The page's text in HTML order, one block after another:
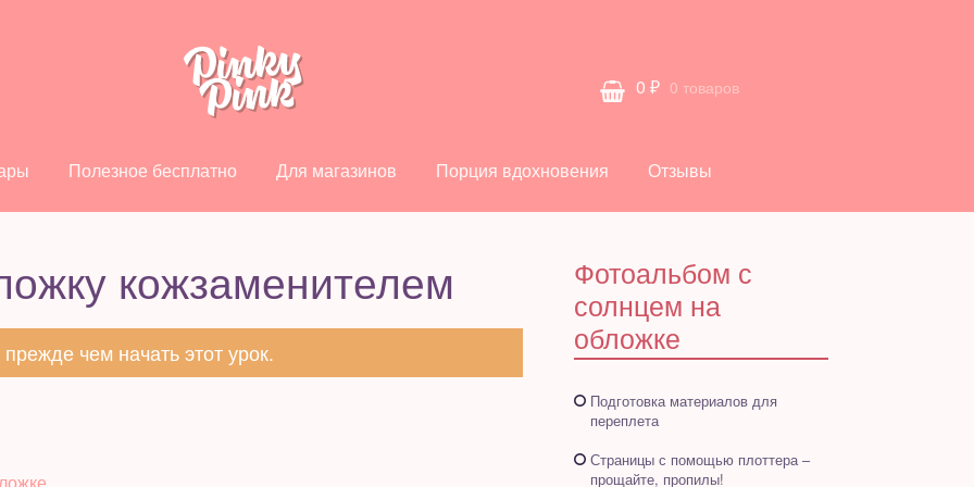
Полезное бесплатно Для магазинов Порция вдохновения Отзывы
0 ₽ 0 товаров
кожзаменителем
прежде чем начать этот урок.
Фотоальбом с
солнцем на
обложке
Подготовка материалов для
переплета
Страницы с помощью плоттера –
прощайте, пропилы!